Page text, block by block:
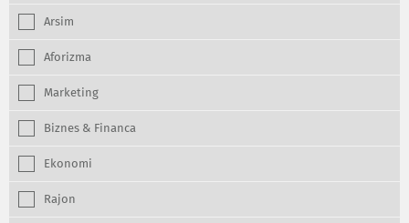
Arsim
Aforizma
Marketing
Biznes & Financa
Ekonomi
Rajon